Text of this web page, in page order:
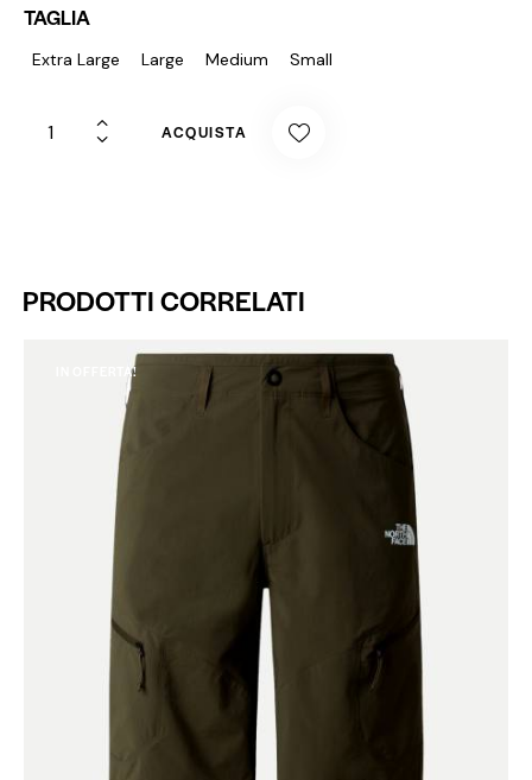
TAGLIA
Extra Large Large Medium Small
ACQUISTA
PRODOTTI CORRELATI
IN OFFERTA!